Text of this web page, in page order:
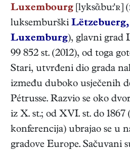
Luxembourg [lyksᾶbu:'ʀ]
luksemburški Lëtzebuerg,
Luxemburg), glavni grad
99 852 st. (2012), od toga
Stari, utvrđeni dio grada
između duboko usječenih
Pétrusse. Razvio se oko
iz X. st.; od XVI. st. do
konferencija) ubrajao se u
gradove Europe. Sačuvani